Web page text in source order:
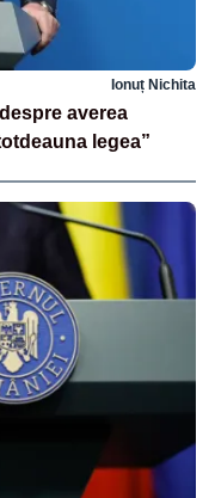
Ionuț Nichita
averea
legea”